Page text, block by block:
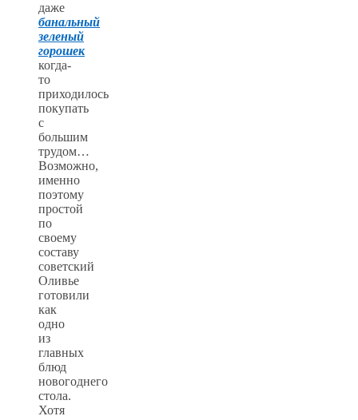
даже
банальный
зеленый
горошек
когда-
то
приходилось
покупать
с
большим
трудом…
Возможно,
именно
поэтому
простой
по
своему
составу
советский
Оливье
готовили
как
одно
из
главных
блюд
новогоднего
стола.
Хотя